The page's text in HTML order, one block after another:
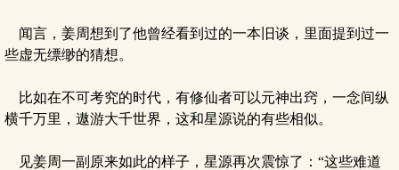
闻言，姜周想到了他曾经看到过的一本旧谈，里面提到过一
些虚无缥缈的猜想。
比如在不可考究的时代，有修仙者可以元神出窍，一念间纵
横千万里，遨游大千世界，这和星源说的有些相似。
见姜周一副原来如此的样子，星源再次震惊了：“这些难道